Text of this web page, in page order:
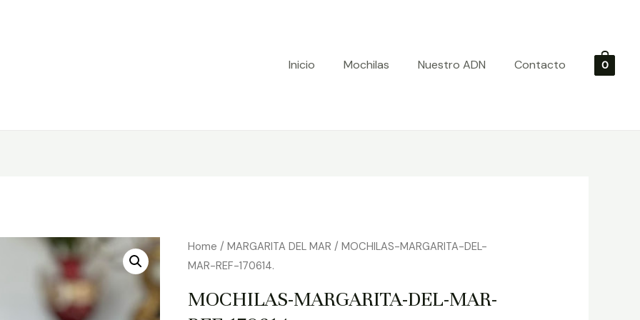
Inicio
Mochilas Nuestro ADN Contacto 0
Home /MARGARITA DEL MAR / MOCHILAS-MARGARITA-DEL-
MAR-REF-170614.
MOCHILAS-MARGARITA-DEL-MAR-